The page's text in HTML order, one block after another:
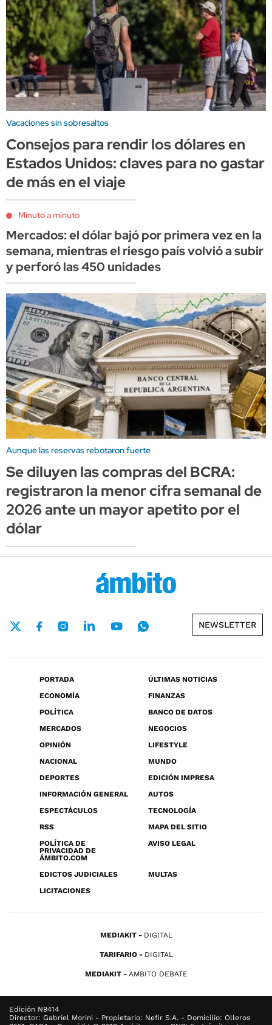
Vacaciones sin sobresaltos
Consejos para rendir los dólares en
Estados Unidos: claves para no gastar
de más en el viaje
Minuto a minuto
Mercados: el dólar bajó por primera vez en la
semana, mientras el riesgo país volvió a subir
y perforó las 450 unidades
Aunque las reservas rebotaron fuerte
Se diluyen las compras del BCRA:
registraron la menor cifra semanal de
2026 ante un mayor apetito por el
dólar
NEWSLETTER
PORTADA
ÚLTIMAS NOTICIAS
ECONOMÍA
FINANZAS
POLÍTICA
BANCO DE DATOS
MERCADOS
NEGOCIOS
OPINIÓN
LIFESTYLE
NACIONAL
MUNDO
DEPORTES
EDICIÓN IMPRESA
INFORMACIÓN GENERAL
AUTOS
ESPECTÁCULOS
TECNOLOGÍA
RSS
MAPA DEL SITIO
POLÍTICA DE
PRIVACIDAD DE
ÁMBITO.COM
AVISO LEGAL
EDICTOS JUDICIALES
MULTAS
LICITACIONES
MEDIAKIT DIGITAL
TARIFARIO DIGITAL
MEDIAKIT AMBITO DEBATE
Edición N9414
Director: Gabriel Morini - Propietario: Nefir S.A. - Domicilio: Olleros